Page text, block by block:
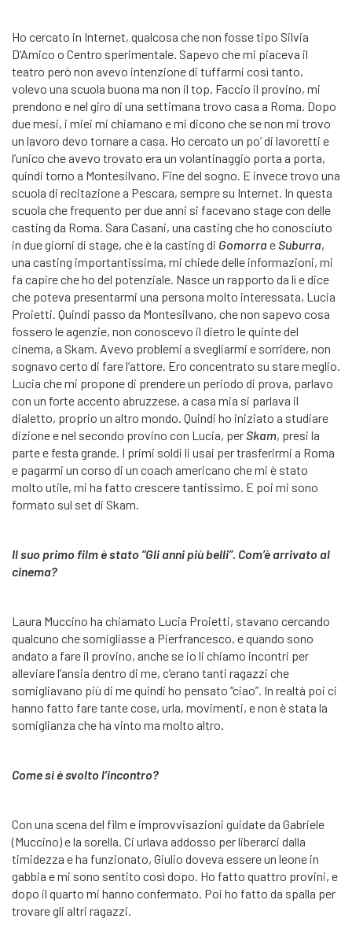
Ho cercato in Internet, qualcosa che non fosse tipo Silvia
D’Amico o Centro sperimentale. Sapevo che mi piaceva il
teatro però non avevo intenzione di tuffarmi così tanto,
volevo una scuola buona ma non il top. Faccio il provino, mi
prendono e nel giro di una settimana trovo casa a Roma. Dopo
due mesi, i miei mi chiamano e mi dicono che se non mi trovo
un lavoro devo tornare a casa. Ho cercato un po’ di lavoretti e
l’unico che avevo trovato era un volantinaggio porta a porta,
quindi torno a Montesilvano. Fine del sogno. E invece trovo una
scuola di recitazione a Pescara, sempre su Internet. In questa
scuola che frequento per due anni si facevano stage con delle
casting da Roma. Sara Casani, una casting che ho conosciuto
in due giorni di stage, che è la casting di Gomorra eSuburra,
una casting importantissima, mi chiede delle informazioni, mi
fa capire che ho del potenziale. Nasce un rapporto da lì e dice
che poteva presentarmi una persona molto interessata, Lucia
Proietti. Quindi passo da Montesilvano, che non sapevo cosa
fossero le agenzie, non conoscevo il dietro le quinte del
cinema, a Skam. Avevo problemi a svegliarmi e sorridere, non
sognavo certo di fare l’attore. Ero concentrato su stare meglio.
Lucia che mi propone di prendere un periodo di prova, parlavo
con un forte accento abruzzese, a casa mia si parlava il
dialetto, proprio un altro mondo. Quindi ho iniziato a studiare
dizione e nel secondo provino con Lucia, perSkam, presi la
parte e festa grande. I primi soldi li usai per trasferirmi a Roma
e pagarmi un corso di un coach americano che mi è stato
molto utile, mi ha fatto crescere tantissimo. E poi mi sono
formato sul set di Skam.
Il suo primo film è stato “Gli anni più belli”. Com’è arrivato al
cinema?
Laura Muccino ha chiamato Lucia Proietti, stavano cercando
qualcuno che somigliasse a Pierfrancesco, e quando sono
andato a fare il provino, anche se io li chiamo incontri per
alleviare l’ansia dentro di me, c’erano tanti ragazzi che
somigliavano più di me quindi ho pensato “ciao”. In realtà poi ci
hanno fatto fare tante cose, urla, movimenti, e non è stata la
somiglianza che ha vinto ma molto altro.
Come si è svolto l’incontro?
Con una scena del film e improvvisazioni guidate da Gabriele
(Muccino) e la sorella. Ci urlava addosso per liberarci dalla
timidezza e ha funzionato, Giulio doveva essere un leone in
gabbia e mi sono sentito così dopo. Ho fatto quattro provini, e
dopo il quarto mi hanno confermato. Poi ho fatto da spalla per
trovare gli altri ragazzi.